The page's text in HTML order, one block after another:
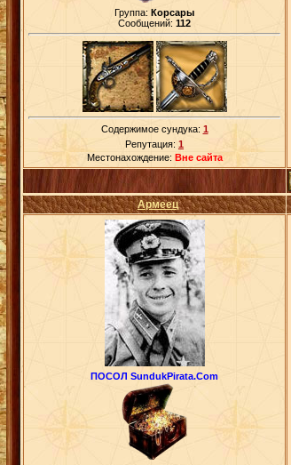
Группа: Корсары
Сообщений: 112
Содержимое сундука: 1
Репутация: 1
Местонахождение: Вне сайта
Армеец
ПОСОЛ SundukPirata.Com